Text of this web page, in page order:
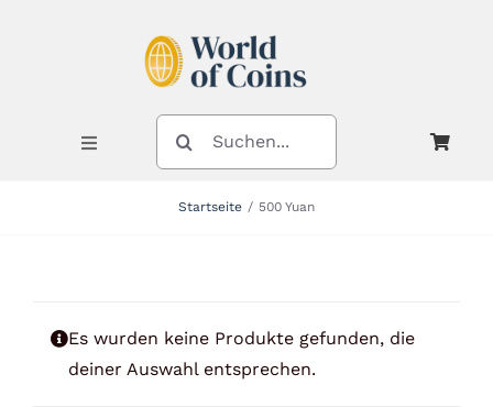
Toggle
Navigation
SUCHE
NACH:
Startseite 500 Yuan
Es wurden keine Produkte gefunden, die
deiner Auswahl entsprechen.